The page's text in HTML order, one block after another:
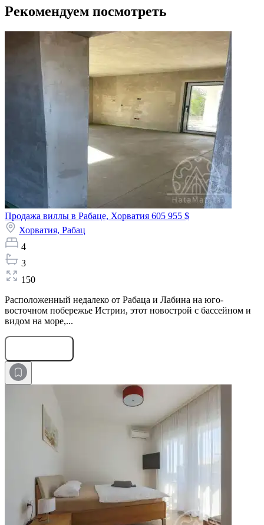
Рекомендуем посмотреть
Продажа виллы в Рабаце, Хорватия 605 955 $
Хорватия, Рабац
4
3
150
Расположенный недалеко от Рабаца и Лабина на юго-
восточном побережье Истрии, этот новострой с бассейном и
видом на море,...